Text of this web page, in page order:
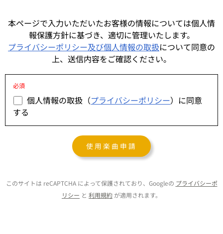
本ページで入力いただいたお客様の情報については個人情
報保護方針に基づき、適切に管理いたします。
プライバシーポリシー及び個人情報の取扱について同意の
上、送信内容をご確認ください。
必須
個人情報の取扱（プライバシーポリシー）に同意
する
このフィールドは空のままにし
このサイトは reCAPTCHA によって保護されており、Googleの プライバシーポ
リシー と 利用規約 が適用されます。